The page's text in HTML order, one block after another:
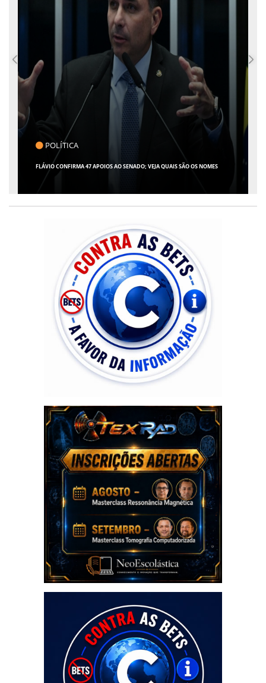
CLICK INDICA
GIRO POR SERGIPE, BRASIL E MUNDO - 07 DE AGOSTO DE 2026